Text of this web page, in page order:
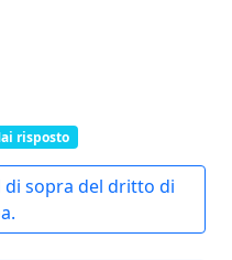
risposto
di sopra del dritto di